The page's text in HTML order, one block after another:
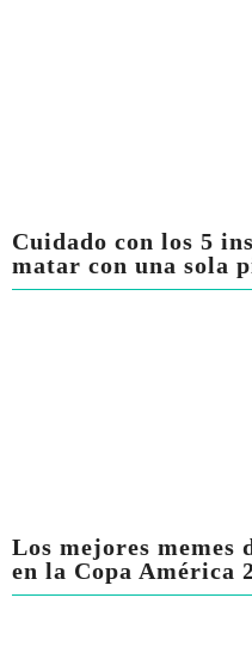
Cuidado con los 5
matar con una sola
Los mejores memes
en la Copa América